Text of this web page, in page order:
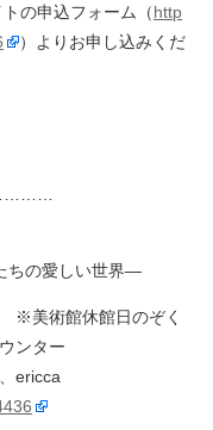
の申込フォーム（http
）よりお申し込みくだ
ちの愛しい世界—
美術館休館日のぞく
ンター
ericca